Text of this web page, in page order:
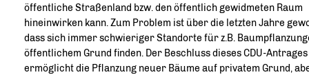
öffentliche Straßenland bzw. den öffentlich gewidmeten Raum
hineinwirken kann. Zum Problem ist über die letzten Jahre
dass sich immer schwieriger Standorte für z.B.
öffentlichem Grund finden. Der Beschluss dieses CDU-Antrages
ermöglicht die Pflanzung neuer Bäume auf privatem Grund,